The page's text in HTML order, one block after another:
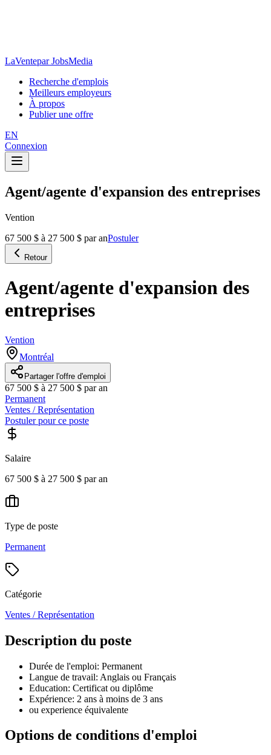
LaVentepar JobsMedia
Recherche d'emplois
Meilleurs employeurs
À propos
Publier une offre
EN
Connexion
Agent/agente d'expansion des entreprises
Vention
67 500 $ à 27 500 $ par anPostuler
Retour
Agent/agente d'expansion des
entreprises
Vention
Montréal
Partager l'offre d'emploi
67 500 $ à 27 500 $ par an
Permanent
Ventes / Représentation
Postuler pour ce poste
Salaire
67 500 $ à 27 500 $ par an
Type de poste
Permanent
Catégorie
Ventes / Représentation
Description du poste
Durée de l'emploi: Permanent
Langue de travail: Anglais ou Français
Education: Certificat ou diplôme
Expérience: 2 ans à moins de 3 ans
ou experience équivalente
Options de conditions d'emploi